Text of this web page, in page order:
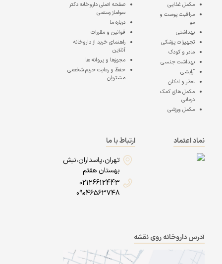
مکمل غذایی
مراقبت پوست و
مو
بهداشتی
تجهیزات پزشکی
مادر و کودک
بهداشت جنسی
آرایشی
عطر و ادکلن
مکمل های کمک
درمانی
مکمل ورزشی
صفحه اصلیداروخانه دکتر
سولماز رستمی
درباره ما
قوانین و مقررات
راهنمای خرید از داروخانه
آنلاین
مجوزها و پروانه ها
حفظ و رعایت حریم شخصی
مشتریان
نماد اعتماد
ارتباط با ما
تهران،پاسداران،نبش
بهستان هفتم
02126612443
09046563748
آدرس داروخانه روی نقشه